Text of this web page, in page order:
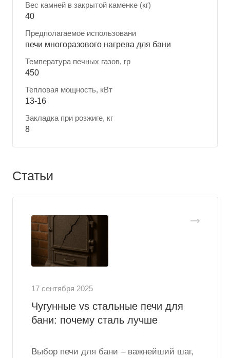
Вес камней в закрытой каменке (кг)
40
Предполагаемое использовани
печи многоразового нагрева для бани
Температура печных газов, гр
450
Тепловая мощность, кВт
13-16
Закладка при розжиге, кг
8
Статьи
17 сентября 2025
Чугунные vs стальные печи для
бани: почему сталь лучше
Выбор печи для бани – важнейший шаг,